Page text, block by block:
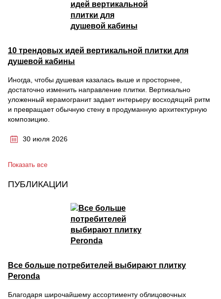
10 трендовых идей вертикальной плитки для
душевой кабины
Иногда, чтобы душевая казалась выше и просторнее,
достаточно изменить направление плитки. Вертикально
уложенный керамогранит задает интерьеру восходящий ритм
и превращает обычную стену в продуманную архитектурную
композицию.
30 июля 2026
Показать все
ПУБЛИКАЦИИ
Все больше потребителей выбирают плитку
Peronda
Благодаря широчайшему ассортименту облицовочных